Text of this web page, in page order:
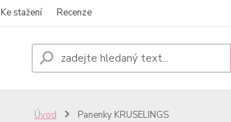
Ke stažení Recenze
Úvod Panenky KRUSELINGS